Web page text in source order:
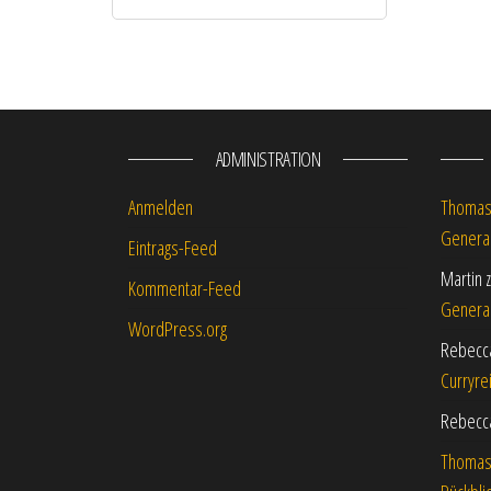
ADMINISTRATION
Anmelden
Eintrags-Feed
Kommentar-Feed
WordPress.org
Thomas
Martin
Thomas